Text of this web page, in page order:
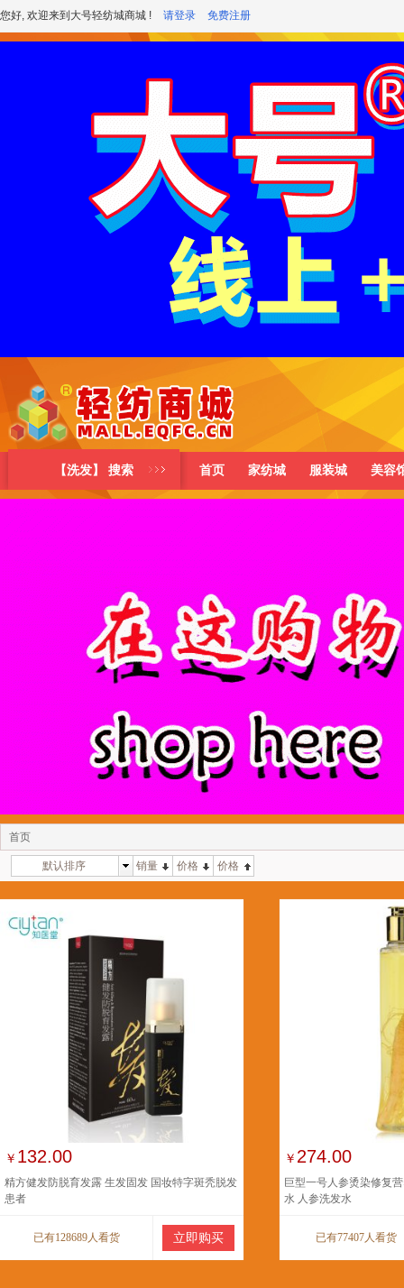
您好, 欢迎来到大号轻纺城商城 ! 请登录 免费注册
【洗发】 搜索 首页 家纺城 服装城 美容
首页
默认排序 销量 价格 价格
￥ 132.00
精方健发防脱育发露 生发固发 国妆特字斑秃脱发
患者
已有128689人看货 立即购买
￥ 274.00
巨型一号人参烫染修复
水 人参洗发水
已有77407人看货